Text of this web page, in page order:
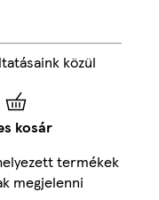
közül
kosár
termékek
megjelenni